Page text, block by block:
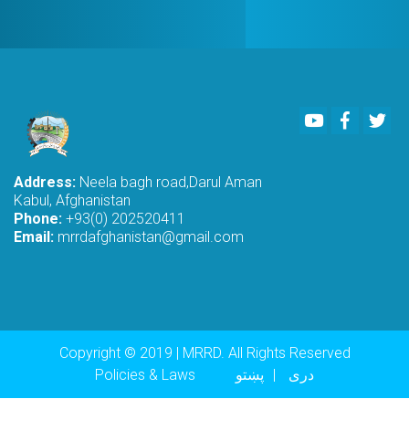
Youtube
Address: Neela bagh road,Darul Aman
Kabul, Afghanistan
Phone: +93(0) 202520411
Email: mrrdafghanistan@gmail.com
Copyright © 2019 | MRRD. All Rights Reserved
Footer menuPolicies & Laws پښتو دری